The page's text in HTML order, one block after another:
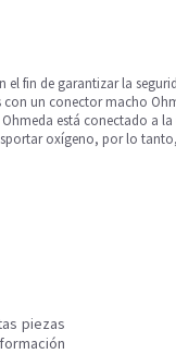
el fin de garantizar la
con un conector macho
está conectado a
oxígeno, por lo
piezas